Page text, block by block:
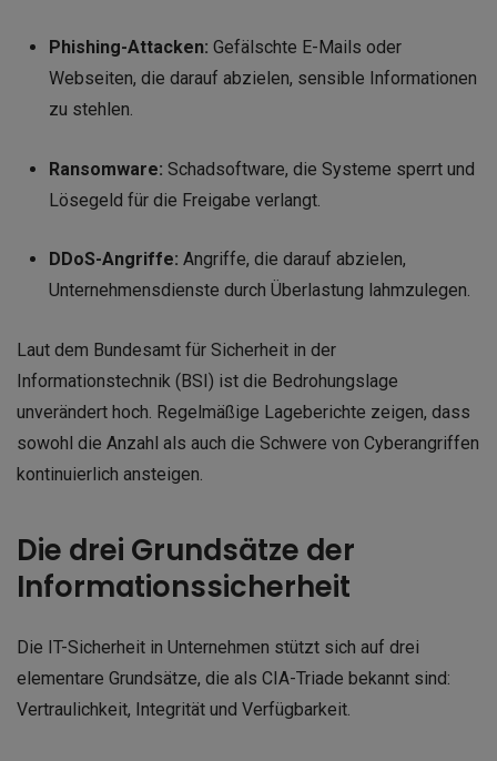
Phishing-Attacken: Gefälschte E-Mails oder
Webseiten, die darauf abzielen, sensible Informationen
zu stehlen.
Ransomware: Schadsoftware, die Systeme sperrt und
Lösegeld für die Freigabe verlangt.
DDoS-Angriffe: Angriffe, die darauf abzielen,
Unternehmensdienste durch Überlastung lahmzulegen.
Laut dem Bundesamt für Sicherheit in der
Informationstechnik (BSI) ist die Bedrohungslage
unverändert hoch. Regelmäßige Lageberichte zeigen, dass
sowohl die Anzahl als auch die Schwere von Cyberangriffen
kontinuierlich ansteigen.
Die drei Grundsätze der
Informationssicherheit
Die IT-Sicherheit in Unternehmen stützt sich auf drei
elementare Grundsätze, die als CIA-Triade bekannt sind:
Vertraulichkeit, Integrität und Verfügbarkeit.